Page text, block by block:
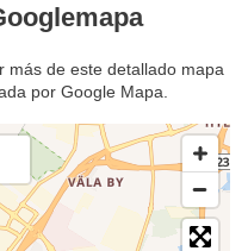
más de este detallado mapa
por Google Mapa.